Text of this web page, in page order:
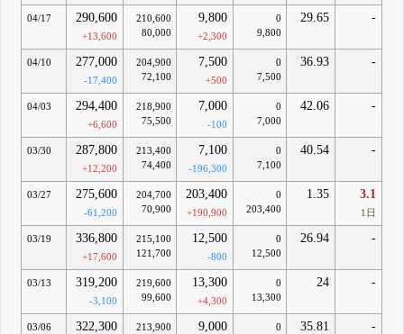
04/17 290,600
+13,600
210,600
80,000
9,800
+2,300
0
9,800
29.65 -
04/10 277,000
-17,400
204,900
72,100
7,500
+500
0
7,500
36.93 -
04/03 294,400
+6,600
218,900
75,500
7,000
-100
0
7,000
42.06 -
03/30 287,800
+12,200
213,400
74,400
7,100
-196,300
0
7,100
40.54 -
03/27 275,600
-61,200
204,700
70,900
203,400
+190,900
0
203,400
1.35 3.1
1日
03/19 336,800
+17,600
215,100
121,700
12,500
-800
0
12,500
26.94 -
03/13 319,200
-3,100
219,600
99,600
13,300
+4,300
0
13,300
24 -
03/06 322,300
213,900
9,000
0
35.81 -